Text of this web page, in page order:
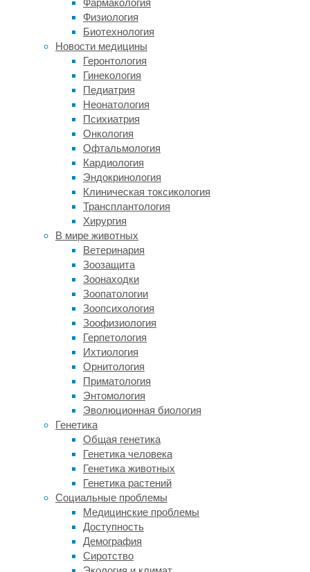
Фармакология
Физиология
Биотехнология
Новости медицины
Геронтология
Гинекология
Педиатрия
Неонатология
Психиатрия
Онкология
Офтальмология
Кардиология
Эндокринология
Клиническая токсикология
Трансплантология
Хирургия
В мире животных
Ветеринария
Зоозащита
Зоонаходки
Зоопатологии
Зоопсихология
Зоофизиология
Герпетология
Ихтиология
Орнитология
Приматология
Энтомология
Эволюционная биология
Генетика
Общая генетика
Генетика человека
Генетика животных
Генетика растений
Социальные проблемы
Медицинские проблемы
Доступность
Демография
Сиротство
55-
часовая
—
с
33-
процентным
повышением
риска
инсульта.
Как
рассказал
BBC
один
из
авторов
исследования,
профессор
Мика
Кивимаки
(Mika
Kivimaki)
из
Университетского
Колледжа
Лондона,
ученые
пока
до
конца
не
выяснили,
чем
могут
быть
причины
выявленного
ими